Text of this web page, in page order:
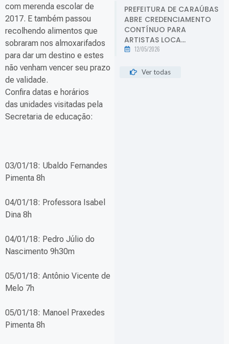
com merenda escolar de
2017. E também passou
recolhendo alimentos que
sobraram nos almoxarifados
para dar um destino e estes
não venham vencer seu prazo
de validade.
Confira datas e horários
das unidades visitadas pela
Secretaria de educação:
03/01/18: Ubaldo Fernandes
Pimenta 8h
04/01/18: Professora Isabel
Dina 8h
04/01/18: Pedro Júlio do
Nascimento 9h30m
05/01/18: Antônio Vicente de
Melo 7h
05/01/18: Manoel Praxedes
Pimenta 8h
PREFEITURA DE CARAÚBAS
ABRE CREDENCIAMENTO
CONTÍNUO PARA
ARTISTAS LOCA...
12/05/2026
Ver todas